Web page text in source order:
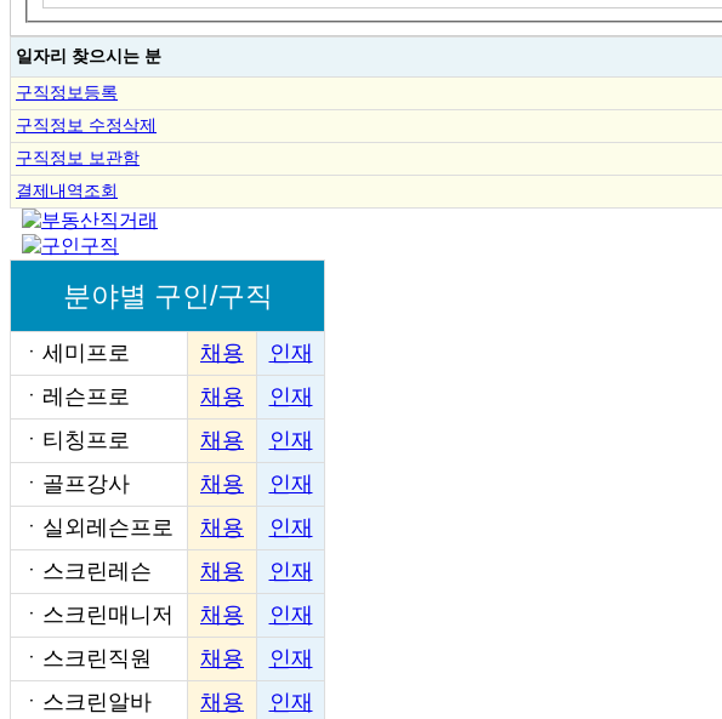
일자리 찾으시는 분
구직정보등록
구직정보 수정삭제
구직정보 보관함
결제내역조회
분야별 구인/구직
ㆍ 세미프로 채용
인재
ㆍ 레슨프로 채용
인재
ㆍ 티칭프로 채용
인재
ㆍ 골프강사 채용
인재
ㆍ 실외레슨프로 채용
인재
ㆍ 스크린레슨 채용
인재
ㆍ 스크린매니저 채용
인재
ㆍ 스크린직원 채용
인재
ㆍ 스크린알바 채용
인재